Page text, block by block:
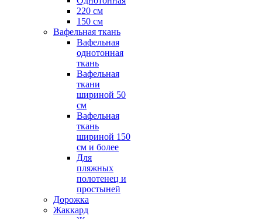
220 см
150 см
Вафельная ткань
Вафельная
однотонная
ткань
Вафельная
ткани
шириной 50
см
Вафельная
ткань
шириной 150
см и более
Для
пляжных
полотенец и
простыней
Дорожка
Жаккард